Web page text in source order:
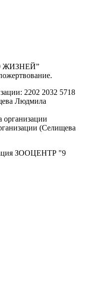
ЖИЗНЕЙ”
2202 2032 5718
Людмила
организации
(Селищева
ЗООЦЕНТР "9